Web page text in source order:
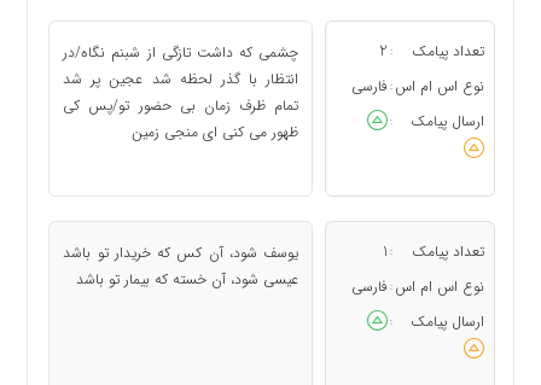
تعداد پیامک :
2
نوع اس ام اس : فارسی
ارسال پیامک
:
چشمی که داشت تازگی از شبنم نگاه/در
انتظار با گذر لحظه شد عجین پر شد
تمام ظرف زمان بی حضور تو/پس کی
ظهور می کنی ای منجی زمین
تعداد پیامک :
1
نوع اس ام اس : فارسی
ارسال پیامک
:
یوسف شود، آن کس که خریدار تو باشد
عیسی شود، آن خسته که بیمار تو باشد